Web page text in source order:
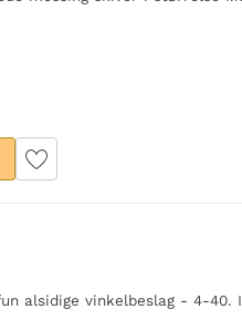
alsidige vinkelbeslag - 4-